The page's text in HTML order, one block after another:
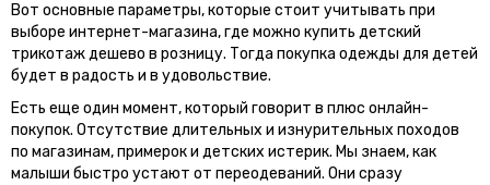
Вот основные параметры, которые стоит учитывать при
выборе интернет-магазина, где можно купить детский
трикотаж дешево в розницу. Тогда покупка одежды для детей
будет в радость и в удовольствие.
Есть еще один момент, который говорит в плюс онлайн-
покупок. Отсутствие длительных и изнурительных походов
по магазинам, примерок и детских истерик. Мы знаем, как
малыши быстро устают от переодеваний. Они сразу